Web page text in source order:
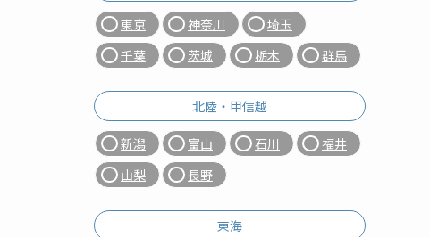
東京 神奈川
埼玉
千葉
茨城 栃木 群馬
北陸・甲信越
新潟 富山 石川
福井
山梨
長野
東海